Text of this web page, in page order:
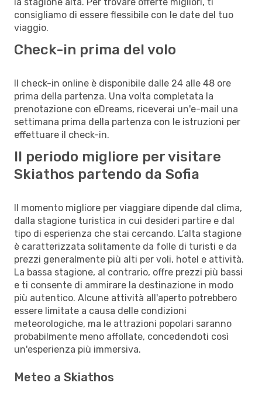
consigliamo di essere flessibile con le date del tuo
viaggio.
Check-in prima del volo
Il check-in online è disponibile dalle 24 alle 48 ore
prima della partenza. Una volta completata la
prenotazione con eDreams, riceverai un'e-mail una
settimana prima della partenza con le istruzioni per
effettuare il check-in.
Il periodo migliore per visitare
Skiathos partendo da Sofia
Il momento migliore per viaggiare dipende dal clima,
dalla stagione turistica in cui desideri partire e dal
tipo di esperienza che stai cercando. L’alta stagione
è caratterizzata solitamente da folle di turisti e da
prezzi generalmente più alti per voli, hotel e attività.
La bassa stagione, al contrario, offre prezzi più bassi
e ti consente di ammirare la destinazione in modo
più autentico. Alcune attività all'aperto potrebbero
essere limitate a causa delle condizioni
meteorologiche, ma le attrazioni popolari saranno
probabilmente meno affollate, concedendoti così
un'esperienza più immersiva.
Meteo a Skiathos